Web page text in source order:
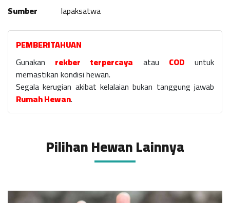
Sumber
lapaksatwa
PEMBERITAHUAN
Gunakan rekber terpercaya atau COD untuk
memastikan kondisi hewan.
Segala kerugian akibat kelalaian bukan tanggung jawab
Rumah Hewan.
Pilihan Hewan Lainnya